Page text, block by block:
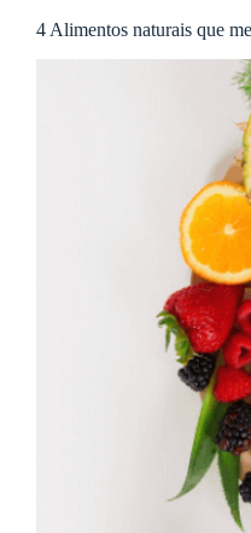
4 Alimentos naturais que